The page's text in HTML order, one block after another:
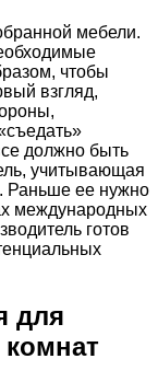
мебели.
чтобы
взгляд,
должно быть
учитывающая
Раньше ее нужно
международных
готов
для